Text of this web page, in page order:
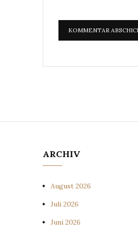
ARCHIV
August 2026
Juli 2026
Juni 2026